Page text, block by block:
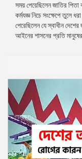
সময় পেয়েছিলেন জাতির পিতা
কর্মযজ্ঞ নিচে সংক্ষেপে তুলে
পেরেছিলেন যে স্বাধীন
আইনের শাসনের প্রতি